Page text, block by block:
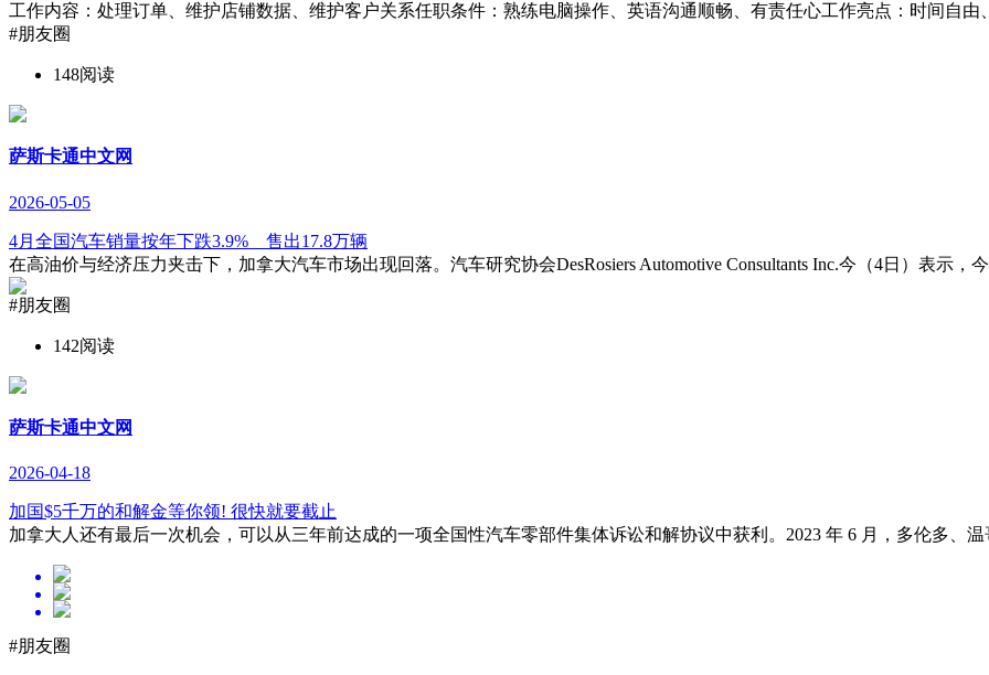
工作内容：处理订单、维护店铺数据、维护客户关系任职条件：熟练电脑操作、英语沟通顺畅、有责任心工作亮点：时间自由
#朋友圈
148阅读
萨斯卡通中文网
2026-05-05
4月全国汽车销量按年下跌3.9% 售出17.8万辆
在高油价与经济压力夹击下，加拿大汽车市场出现回落。汽车研究协会DesRosiers Automotive Consultants Inc.今（4日）表示，
#朋友圈
142阅读
萨斯卡通中文网
2026-04-18
加国$5千万的和解金等你领! 很快就要截止
加拿大人还有最后一次机会，可以从三年前达成的一项全国性汽车零部件集体诉讼和解协议中获利。2023 年 6 月，多伦多、温
#朋友圈